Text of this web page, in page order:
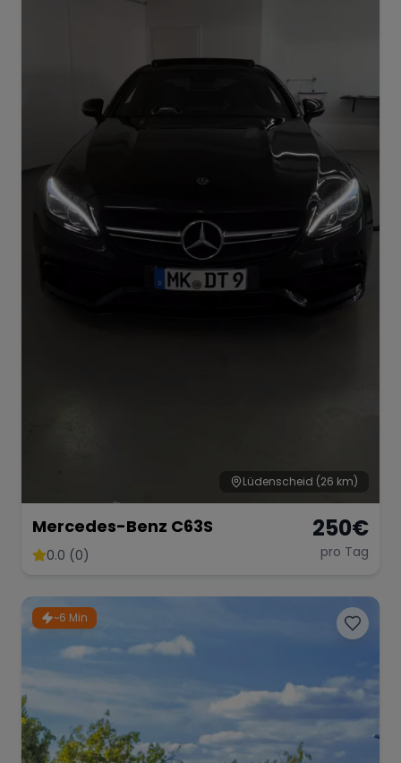
Lüdenscheid (26 km)
Mercedes-Benz C63S
0.0 (0)
250€
pro Tag
~6 Min